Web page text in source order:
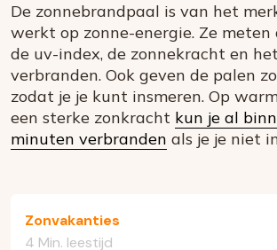
De zonnebrandpaal is van het
werkt op zonne-energie. Ze meten
de uv-index, de zonnekracht en
verbranden. Ook geven de palen
zodat je je kunt insmeren. Op
een sterke zonkracht kun je al
minuten verbranden als je je niet
Zonvakanties
4 Min. leestijd